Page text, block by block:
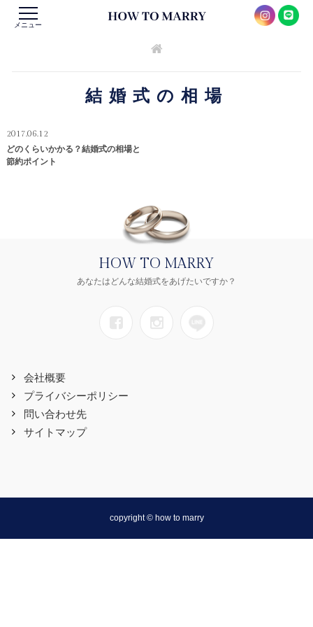
メニュー
結婚式の相場
2017.06.12
どのくらいかかる？結婚式の相場と
節約ポイント
HOW TO MARRY
あなたはどんな結婚式をあげたいですか？
会社概要
プライバシーポリシー
問い合わせ先
サイトマップ
copyright © how to marry